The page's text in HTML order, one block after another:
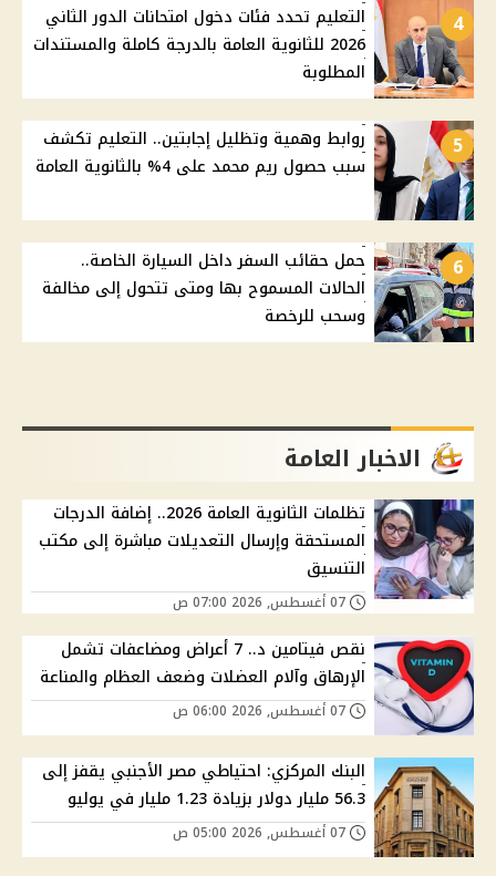
4
التعليم تحدد فئات دخول امتحانات الدور الثاني
2026 للثانوية العامة بالدرجة كاملة والمستندات
المطلوبة
5
روابط وهمية وتظليل إجابتين.. التعليم تكشف
سبب حصول ريم محمد على 4% بالثانوية العامة
6
حمل حقائب السفر داخل السيارة الخاصة..
الحالات المسموح بها ومتى تتحول إلى مخالفة
وسحب للرخصة
الاخبار العامة
تظلمات الثانوية العامة 2026.. إضافة الدرجات
المستحقة وإرسال التعديلات مباشرة إلى مكتب
التنسيق
نقص فيتامين د.. 7 أعراض ومضاعفات تشمل
الإرهاق وآلام العضلات وضعف العظام والمناعة
البنك المركزي: احتياطي مصر الأجنبي يقفز إلى
56.3 مليار دولار بزيادة 1.23 مليار في يوليو